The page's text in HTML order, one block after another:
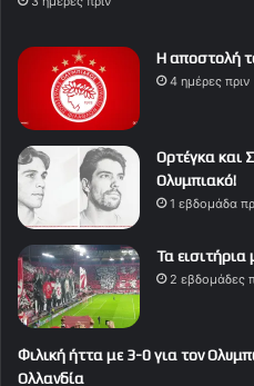
Η αποστολή
4 ημέρες πριν
Ορτέγκα και
Ολυμπιακό!
1 εβδομάδα
Τα εισιτήρια
2 εβδομάδες
Φιλική ήττα με 3-0 για τον
Ολλανδία